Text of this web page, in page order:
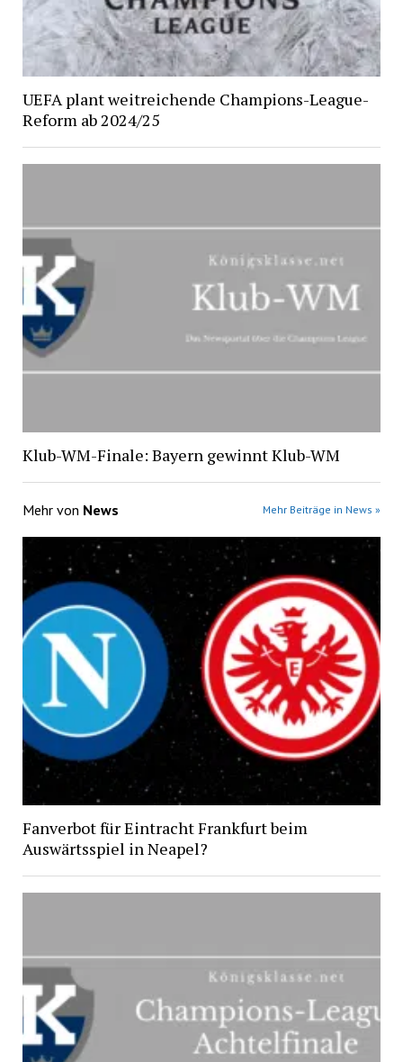
UEFA plant weitreichende Champions-League-
Reform ab 2024/25
Klub-WM-Finale: Bayern gewinnt Klub-WM
Mehr von News Mehr Beiträge in News »
Fanverbot für Eintracht Frankfurt beim
Auswärtsspiel in Neapel?